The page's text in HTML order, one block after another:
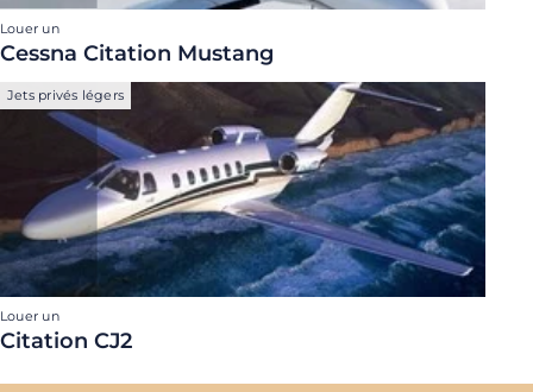
Louer un
Cessna Citation Mustang
Jets privés légers
Louer un
Citation CJ2